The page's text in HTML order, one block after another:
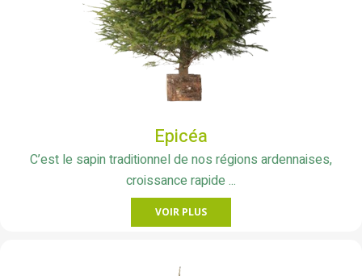
Epicéa
C’est le sapin traditionnel de nos régions ardennaises,
croissance rapide ...
VOIR PLUS